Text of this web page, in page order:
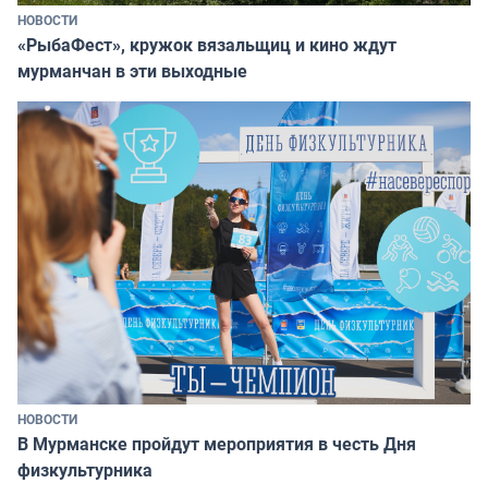
НОВОСТИ
«РыбаФест», кружок вязальщиц и кино ждут
мурманчан в эти выходные
НОВОСТИ
В Мурманске пройдут мероприятия в честь Дня
физкультурника